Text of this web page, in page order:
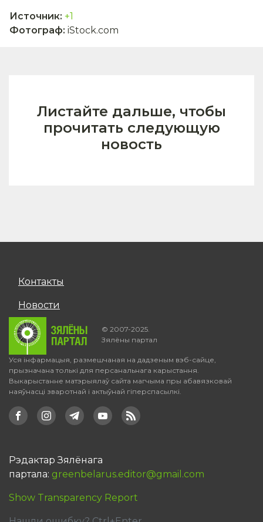
Источник: +1
Фотограф: iStock.com
Листайте дальше, чтобы
прочитать следующую
новость
Контакты
Новости
© 2007-2025.
Зялёны партал
Уся інфармацыя, размешчаная на дадзеным вэб-сайце,
прызначана толькі для персанальнага карыстання.
Выкарыстанне матэрыялаў сайта магчыма пры абавязковай
наяўнасці зваротнай і актыўнай гіперспасылкі.
Рэдактар Зялёнага
партала: greenbelarus.editor@gmail.com
Show Transparency Report